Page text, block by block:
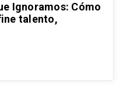
Ignoramos: Cómo
talento,